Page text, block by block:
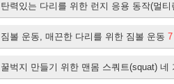
탄력있는 다리를 위한 런지 응용 동작(멀
짐볼 운동, 매끈한 다리를 위한 짐볼 운동 7
꿀벅지 만들기 위한 맨몸 스쿼트(squat) 네